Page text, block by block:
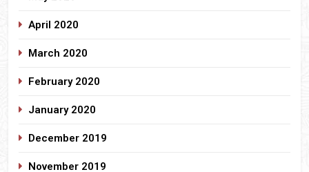
April 2020
March 2020
February 2020
January 2020
December 2019
November 2019